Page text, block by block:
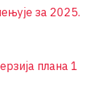
за 2025.
плана 1